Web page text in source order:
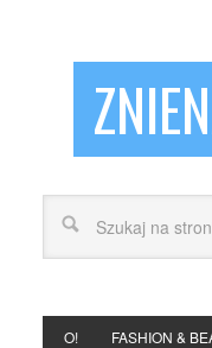
O! FASHION &